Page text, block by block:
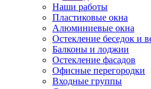
Наши работы
Пластиковые окна
Алюминиевые окна
Остекление беседок и
Балконы и лоджии
Остекление фасадов
Офисные перегородки
Входные группы